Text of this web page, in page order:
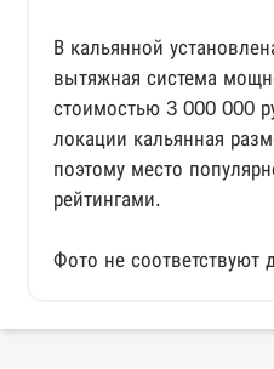
В кальянной
вытяжная система
стоимостью 3 000 000
локации кальянная
поэтому место
рейтингами.
Фото не соответствуют